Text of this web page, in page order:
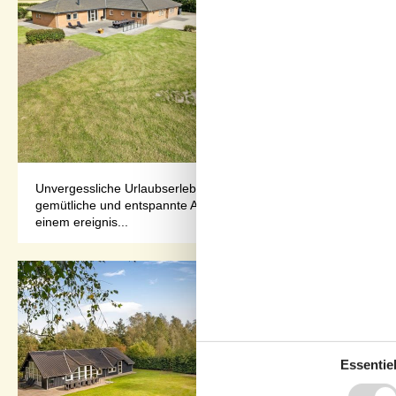
Unvergessliche Urlaubserlebnisse erwarten Sie in diesem
gemütliche und entspannte Atmosphäre. Der großzügige
einem ereignis...